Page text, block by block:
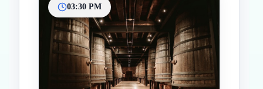
03:30 PM